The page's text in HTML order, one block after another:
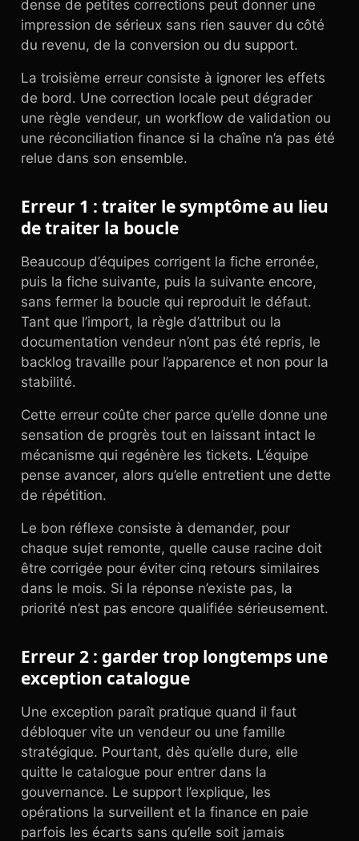
dense de petites corrections peut donner une
impression de sérieux sans rien sauver du côté
du revenu, de la conversion ou du support.
La troisième erreur consiste à ignorer les effets
de bord. Une correction locale peut dégrader
une règle vendeur, un workflow de validation ou
une réconciliation finance si la chaîne n’a pas été
relue dans son ensemble.
Erreur 1 : traiter le symptôme au lieu
de traiter la boucle
Beaucoup d’équipes corrigent la fiche erronée,
puis la fiche suivante, puis la suivante encore,
sans fermer la boucle qui reproduit le défaut.
Tant que l’import, la règle d’attribut ou la
documentation vendeur n’ont pas été repris, le
backlog travaille pour l’apparence et non pour la
stabilité.
Cette erreur coûte cher parce qu’elle donne une
sensation de progrès tout en laissant intact le
mécanisme qui regénère les tickets. L’équipe
pense avancer, alors qu’elle entretient une dette
de répétition.
Le bon réflexe consiste à demander, pour
chaque sujet remonte, quelle cause racine doit
être corrigée pour éviter cinq retours similaires
dans le mois. Si la réponse n’existe pas, la
priorité n’est pas encore qualifiée sérieusement.
Erreur 2 : garder trop longtemps une
exception catalogue
Une exception paraît pratique quand il faut
débloquer vite un vendeur ou une famille
stratégique. Pourtant, dès qu’elle dure, elle
quitte le catalogue pour entrer dans la
gouvernance. Le support l’explique, les
opérations la surveillent et la finance en paie
parfois les écarts sans qu’elle soit jamais